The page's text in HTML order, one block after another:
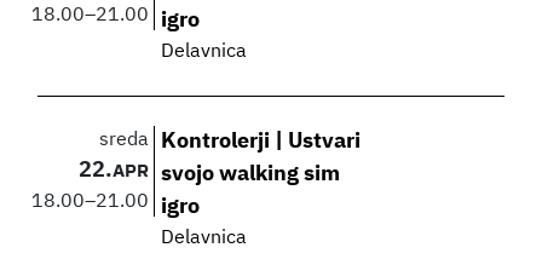
18.00–21.00
igro
Delavnica
sreda
22.APR
18.00–21.00
Kontrolerji | Ustvari
svojo walking sim
igro
Delavnica